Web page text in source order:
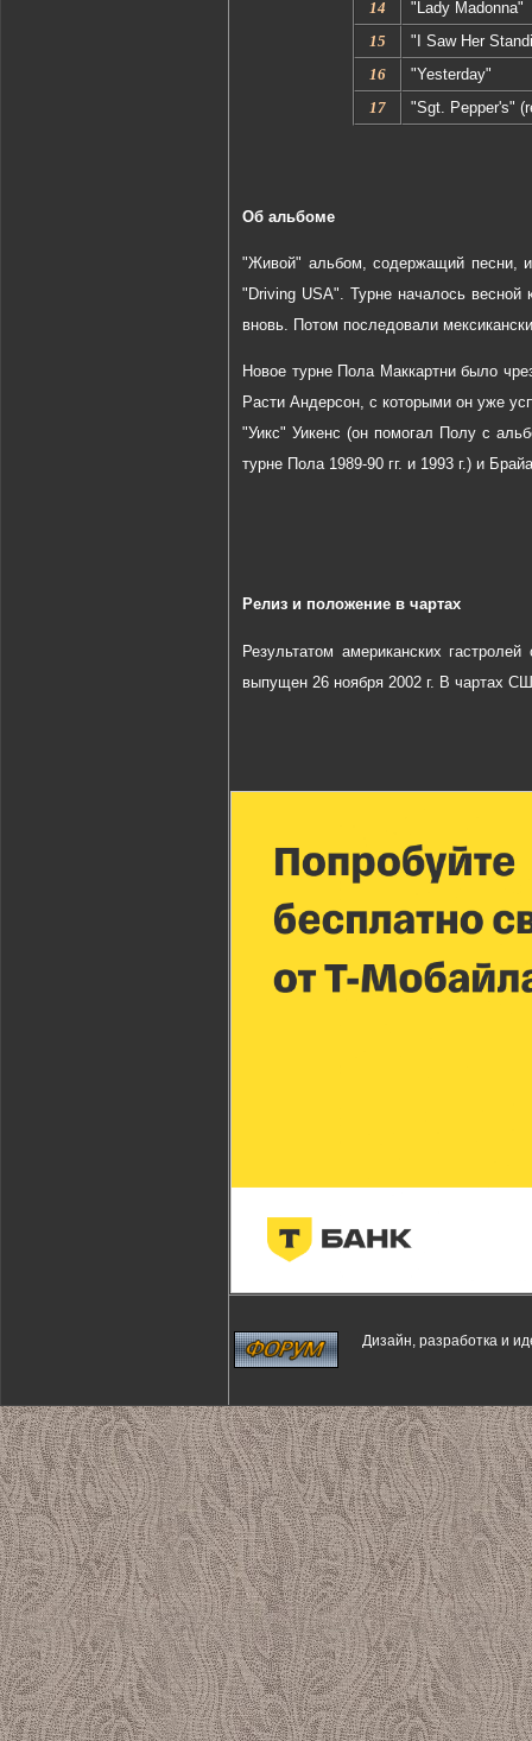
14
"Lady Madonna"
15
"I Saw Her
16
"Yesterday"
17
"Sgt. Pepper's"
Об альбоме
"Живой" альбом, содержащий песни,
"Driving USA". Турне началось
вновь. Потом последовали
Новое турне Пола Маккартни было
Расти Андерсон, с которыми он уже
"Уикс" Уикенс (он помогал Полу с
турне Пола 1989-90 гг. и 1993 г.) и
Релиз и положение в чартах
Результатом американских
выпущен 26 ноября 2002 г. В чартах
Дизайн, разработка и